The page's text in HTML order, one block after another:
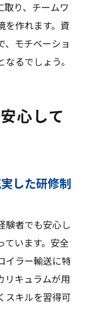
取り、チームワ
を作れます。資
、モチベーショ
るでしょう。
心して
した研修制
験者でも安心し
ています。安全
イラー輸送に特
リキュラムが用
スキルを習得可